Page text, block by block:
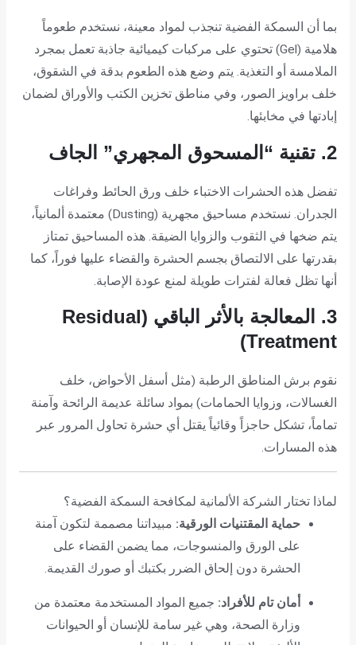
بما أن السمكة الفضية تنجذب لمواد معينة، نستخدم طعوماً
هلامية (Gel) تحتوي على مركبات كيميائية جاذبة تعمل بمجرد
الملامسة أو التغذية. يتم وضع هذه الطعوم بدقة في الشقوق،
خلف براويز الصور، وفي مناطق تخزين الكتب والأوراق لضمان
إبادتها في مخابئها.
2. تقنية “المسحوق المجهري” الجاف
تفضل هذه الحشرات الاختباء خلف ورق الحائط وفراغات
الجدران. نستخدم مساحيق مجهرية (Dusting) معتمدة ألمانياً،
يتم ضخها في الثقوب والزوايا الضيقة. هذه المساحيق تمتاز
بقدرتها على الالتصاق بجسم الحشرة والقضاء عليها فوراً، كما
أنها تظل فعالة لفترات طويلة لمنع عودة الإصابة.
3. المعالجة بالأثر الباقي (Residual
Treatment)
نقوم برش المناطق الرطبة (مثل أسفل الأحواض، خلف
الغسالات، وزوايا الحمامات) بمواد سائلة عديمة الرائحة وآمنة
تماماً، تشكل حاجزاً وقائياً يقتل أي حشرة تحاول المرور عبر
هذه المسارات.
لماذا تختار الشركة الألمانية لمكافحة السمكة الفضية؟
حماية المقتنيات الورقية: مبيداتنا مصممة لتكون آمنة
على الورق والمنسوجات، مما يضمن القضاء على
الحشرة دون إلحاق الضرر بكتبك أو صورك القديمة.
أمان تام للأفراد: جميع المواد المستخدمة معتمدة من
وزارة الصحة، وهي غير سامة للإنسان أو الحيوانات